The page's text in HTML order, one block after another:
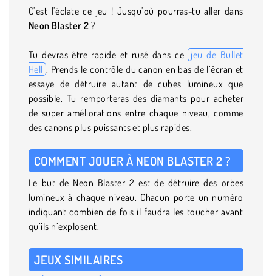
C’est l’éclate ce jeu ! Jusqu’où pourras-tu aller dans
Neon Blaster 2 ?
Tu devras être rapide et rusé dans ce jeu de Bullet
Hell . Prends le contrôle du canon en bas de l’écran et
essaye de détruire autant de cubes lumineux que
possible. Tu remporteras des diamants pour acheter
de super améliorations entre chaque niveau, comme
des canons plus puissants et plus rapides.
COMMENT JOUER À NEON BLASTER 2 ?
Le but de Neon Blaster 2 est de détruire des orbes
lumineux à chaque niveau. Chacun porte un numéro
indiquant combien de fois il faudra les toucher avant
qu’ils n’explosent.
JEUX SIMILAIRES